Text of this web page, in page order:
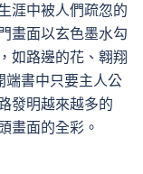
涯中被人們疏忽的
畫面以玄色墨水勾
如路邊的花、翱翔
書中只要主人公
發明越來越多的
畫面的全彩。